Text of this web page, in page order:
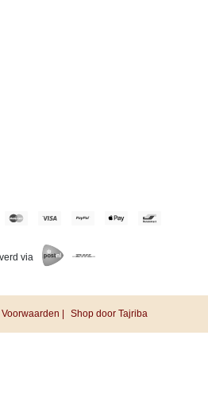
via
Voorwaarden | Shop door Tajriba